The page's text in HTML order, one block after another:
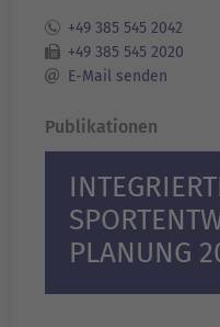
+49 385 545 2042
+49 385 545 2020
E-Mail senden
Publikationen
PLANUNG